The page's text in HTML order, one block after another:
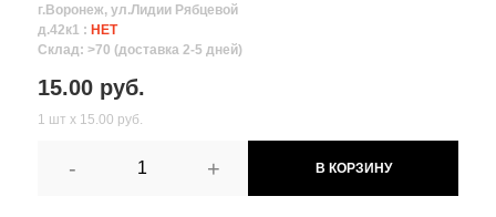
г.Воронеж, ул.Лидии Рябцевой
д.42к1 : НЕТ
Склад: >70 (доставка 2-5 дней)
15.00 руб.
1 шт х 15.00 руб.
- + В КОРЗИНУ